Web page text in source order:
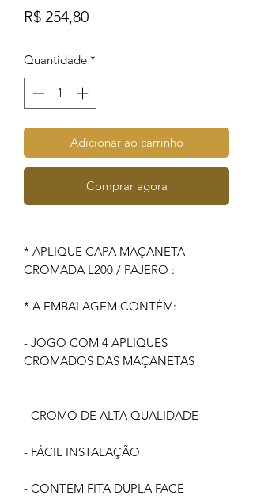
R$ 254,80Preço
Quantidade *
Adicionar ao carrinho
Comprar agora
* APLIQUE CAPA MAÇANETA
CROMADA L200 / PAJERO :
* A EMBALAGEM CONTÉM:
- JOGO COM 4 APLIQUES
CROMADOS DAS MAÇANETAS
- CROMO DE ALTA QUALIDADE
- FÁCIL INSTALAÇÃO
- CONTÉM FITA DUPLA FACE